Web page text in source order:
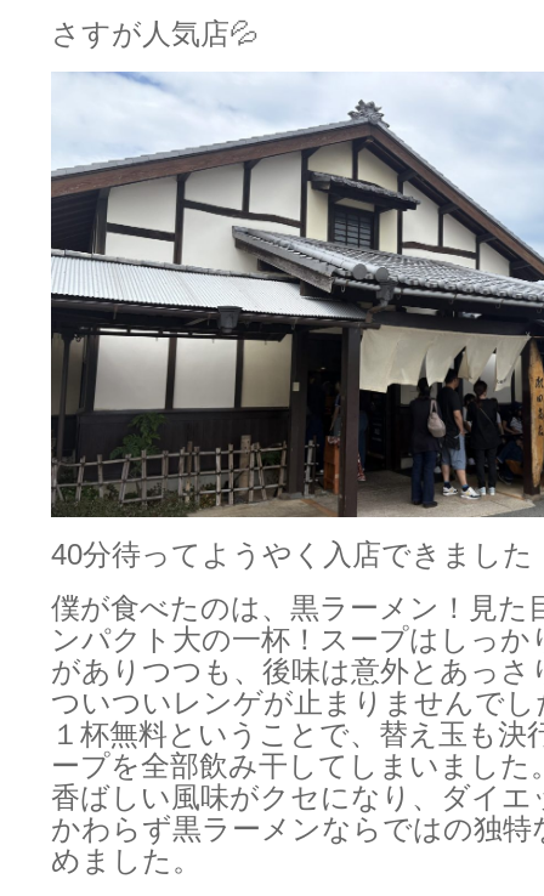
さすが人気店💦
40分待ってようやく入店できました
僕が食べたのは、黒ラーメン！見た
ンパクト大の一杯！スープはしっか
がありつつも、後味は意外とあっさ
ついついレンゲが止まりませんでし
１杯無料ということで、替え玉も決
ープを全部飲み干してしまいました
香ばしい風味がクセになり、ダイエ
かわらず黒ラーメンならではの独特
めました。